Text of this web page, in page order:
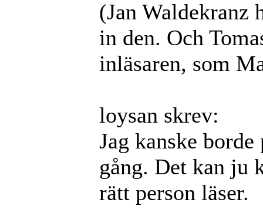
(Jan Waldekranz
in den. Och
inläsaren, som
loysan skrev:
Jag kanske
gång. Det kan ju
rätt person läser.